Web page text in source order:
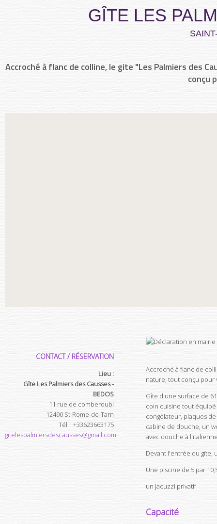
GÎTE LES
Accroché à flanc de colline, le gite "Les Palmiers des
conçu
CONTACT / RÉSERVATION
Lieu :
Gîte Les Palmiers des Causses -
BEDOS
11 rue de comberoubi
12490 St-Rome-de-Tarn
Tél. : +33623663175
gitelespalmiersdescausses@gmail.com
Accroché à flanc de
nature, tout conçu pour
Gîte d'une surface de
coin cuisine tout équipé
congélateur, plaques
cabine de douche, un
avec douche à
Devant l'entrée du gîte,
Une piscine de 5 par
un jacuzzi privatif
Capacité